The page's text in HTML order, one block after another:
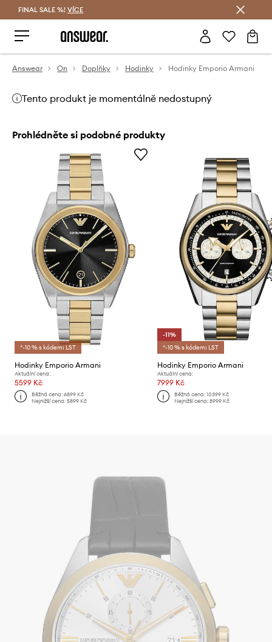
FINAL SALE %! VÍCE
Answear On Doplňky Hodinky Hodinky Emporio Armani
Tento produkt je momentálně nedostupný
Prohlédněte si podobné produkty
*-10 % s kódem: LST
Hodinky Emporio Armani
Aktuální cena:
5599 Kč
Běžná cena:6899 Kč
Nejnižší cena:5899 Kč
-11%
*-10 % s kódem: LST
Hodinky Emporio Armani
Aktuální cena:
7999 Kč
Běžná cena: 10399 Kč
Nejnižší cena: 8999 Kč